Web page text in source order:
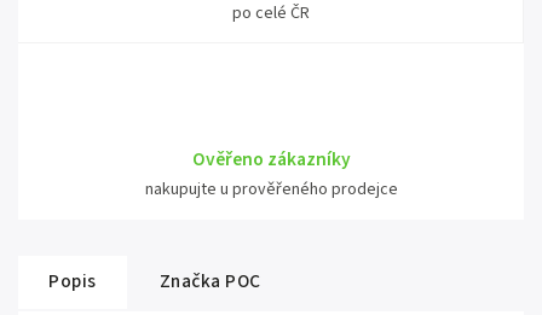
po celé ČR
Ověřeno zákazníky
nakupujte u prověřeného prodejce
Popis Značka POC